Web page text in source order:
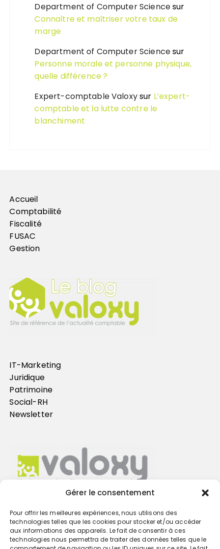
Gérer le consentement
Pour offrir les meilleures expériences, nous utilisons des
technologies telles que les cookies pour stocker et/ou accéder
aux informations des appareils. Le fait de consentir à ces
technologies nous permettra de traiter des données telles que le
Department of Computer Sciencesur
Connaître et maîtriser votre taux de
marge
Department of Computer Sciencesur
Personne morale et personne physique,
quelle différence ?
Expert-comptable Valoxysur L’expert-
comptable et la lutte contre le
blanchiment
Accueil
Comptabilité
Fiscalité
FUSAC
Gestion
IT-Marketing
Juridique
Patrimoine
Social-RH
Newsletter
Trouvez votre cabinet
GO